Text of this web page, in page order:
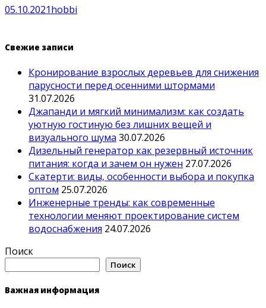
05.10.2021hobbi
Свежие записи
Кронирование взрослых деревьев для снижения
парусности перед осенними штормами
31.07.2026
Джапанди и мягкий минимализм: как создать
уютную гостиную без лишних вещей и
визуального шума 30.07.2026
Дизельный генератор как резервный источник
питания: когда и зачем он нужен 27.07.2026
Скатерти: виды, особенности выбора и покупка
оптом 25.07.2026
Инженерные тренды: как современные
технологии меняют проектирование систем
водоснабжения 24.07.2026
Поиск
Поиск
Важная информация